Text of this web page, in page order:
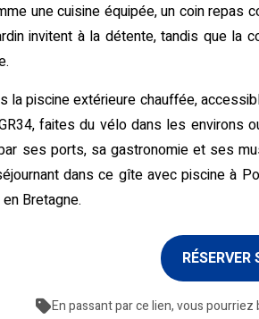
une cuisine équipée, un coin repas
invitent à la détente, tandis que
la piscine extérieure chauffée,
faites du vélo dans les
ses ports, sa gastronomie et ses
dans ce gîte avec piscine à
Bretagne.
En passant par ce lien, vous